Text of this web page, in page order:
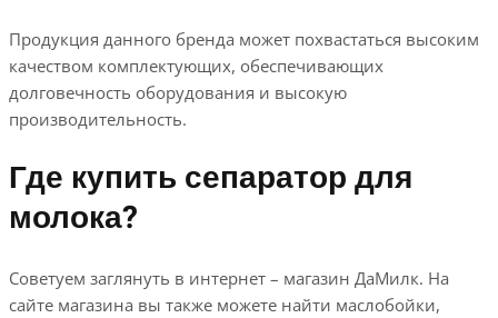
Продукция данного бренда может похвастаться высоким
качеством комплектующих, обеспечивающих
долговечность оборудования и высокую
производительность.
Где купить сепаратор для
молока?
Советуем заглянуть в интернет – магазин ДаМилк. На
сайте магазина вы также можете найти маслобойки,